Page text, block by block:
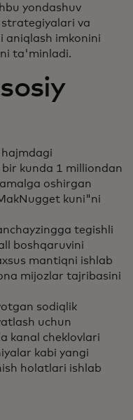
yondashuv
va
aniqlash imkonini
ta'minladi.
kunda 1 milliondan
oshirgan
kuni"ni
tegishli
boshqaruvini
mantiqni ishlab
mijozlar tajribasini
sodiqlik
uchun
kanal cheklovlari
kabi yangi
holatlari ishlab